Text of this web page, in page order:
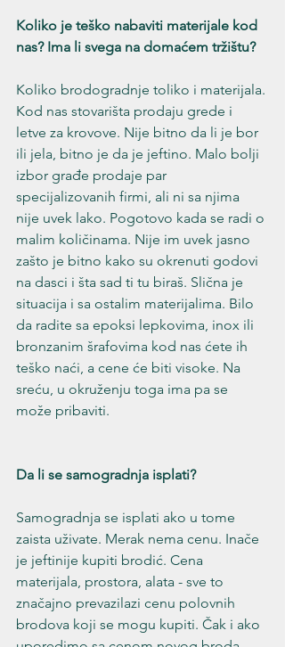
Koliko je teško nabaviti materijale kod
nas? Ima li svega na domaćem tržištu?
Koliko brodogradnje toliko i materijala.
Kod nas stovarišta prodaju grede i
letve za krovove. Nije bitno da li je bor
ili jela, bitno je da je jeftino. Malo bolji
izbor građe prodaje par
specijalizovanih firmi, ali ni sa njima
nije uvek lako. Pogotovo kada se radi o
malim količinama. Nije im uvek jasno
zašto je bitno kako su okrenuti godovi
na dasci i šta sad ti tu biraš. Slična je
situacija i sa ostalim materijalima. Bilo
da radite sa epoksi lepkovima, inox ili
bronzanim šrafovima kod nas ćete ih
teško naći, a cene će biti visoke. Na
sreću, u okruženju toga ima pa se
može pribaviti.
Da li se samogradnja isplati?
Samogradnja se isplati ako u tome
zaista uživate. Merak nema cenu. Inače
je jeftinije kupiti brodić. Cena
materijala, prostora, alata - sve to
značajno prevazilazi cenu polovnih
brodova koji se mogu kupiti. Čak i ako